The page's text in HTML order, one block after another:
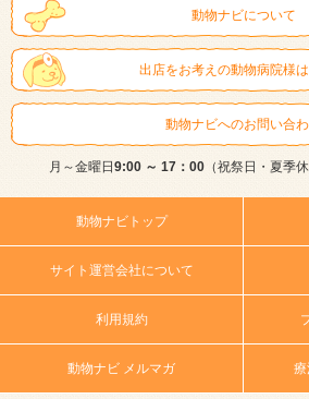
動物ナビについて
出店をお考えの動物病院様
動物ナビへのお問い合
月～金曜日 9:00 ～ 17：00（祝祭日・夏季
動物ナビトップ
サイト運営会社について
利用規約
動物ナビ メルマガ